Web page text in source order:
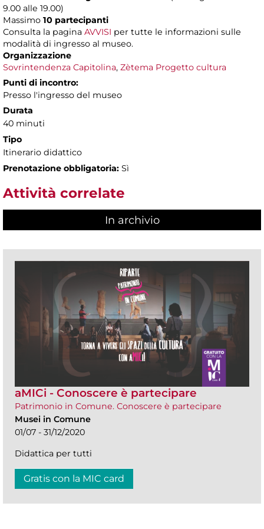
9.00 alle 19.00)
Massimo 10 partecipanti
Consulta la pagina AVVISI per tutte le informazioni sulle
modalità di ingresso al museo.
Organizzazione
Sovrintendenza Capitolina, Zètema Progetto cultura
Punti di incontro:
Presso l'ingresso del museo
Durata
40 minuti
Tipo
Itinerario didattico
Prenotazione obbligatoria: Sì
Attività correlate
In archivio
aMICi - Conoscere è partecipare
Patrimonio in Comune. Conoscere è partecipare
Musei in Comune
01/07 - 31/12/2020
Didattica per tutti
Gratis con la MIC card